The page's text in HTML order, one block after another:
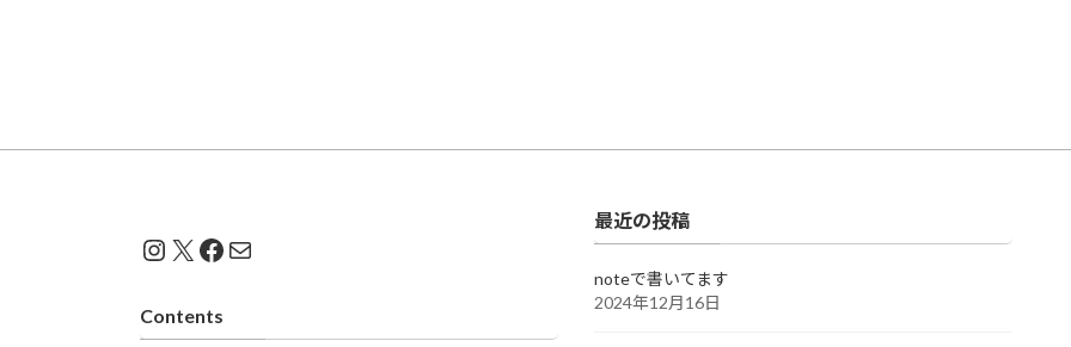
Instagram
X Facebook
メール
Contents
最近の投稿
noteで書いてます
2024年12月16日